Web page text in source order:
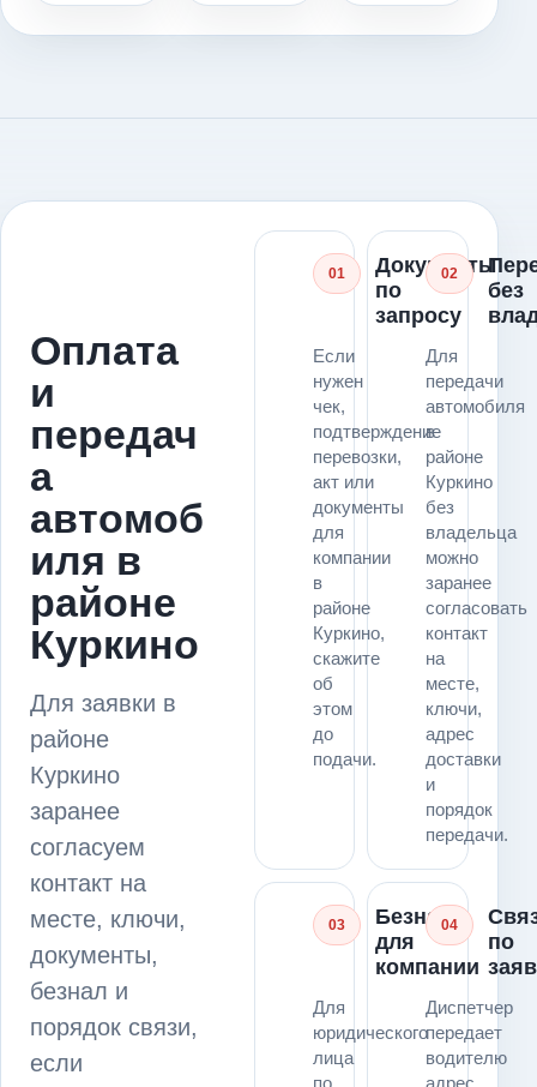
Оплата
и
передач
а
автомоб
иля в
районе
Куркино
Для заявки в
районе
Куркино
заранее
согласуем
контакт на
месте, ключи,
документы,
безнал и
порядок связи,
если
01
Документы
по
запросу
Если
нужен
чек,
подтверждение
перевозки,
акт или
документы
для
компании
в
районе
Куркино,
скажите
об
этом
до
подачи.
02
без
Для
передачи
автомобиля
в
районе
Куркино
без
владельца
можно
заранее
согласовать
контакт
на
месте,
ключи,
адрес
доставки
и
порядок
передачи.
03
Безнал
для
компании
Для
юридического
лица
по
04
по
Диспетчер
передает
водителю
адрес